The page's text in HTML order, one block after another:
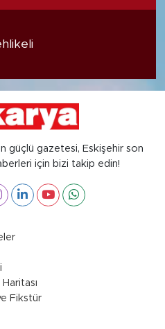
güçlü gazetesi, Eskişehir son
için bizi takip edin!
Fikstür